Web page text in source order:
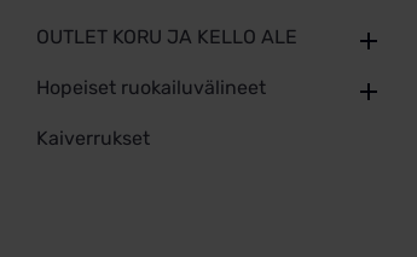
OUTLET KORU JA KELLO ALE
Hopeiset ruokailuvälineet
Kaiverrukset